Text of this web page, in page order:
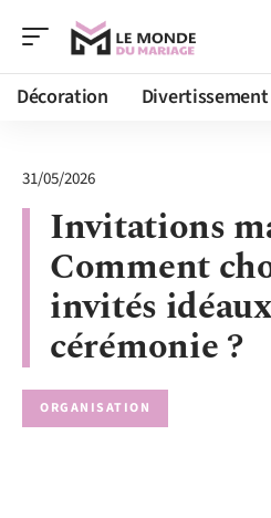
Décoration Divertissement
31/05/2026
Invitations
Comment
invités
cérémonie ?
ORGANISATION